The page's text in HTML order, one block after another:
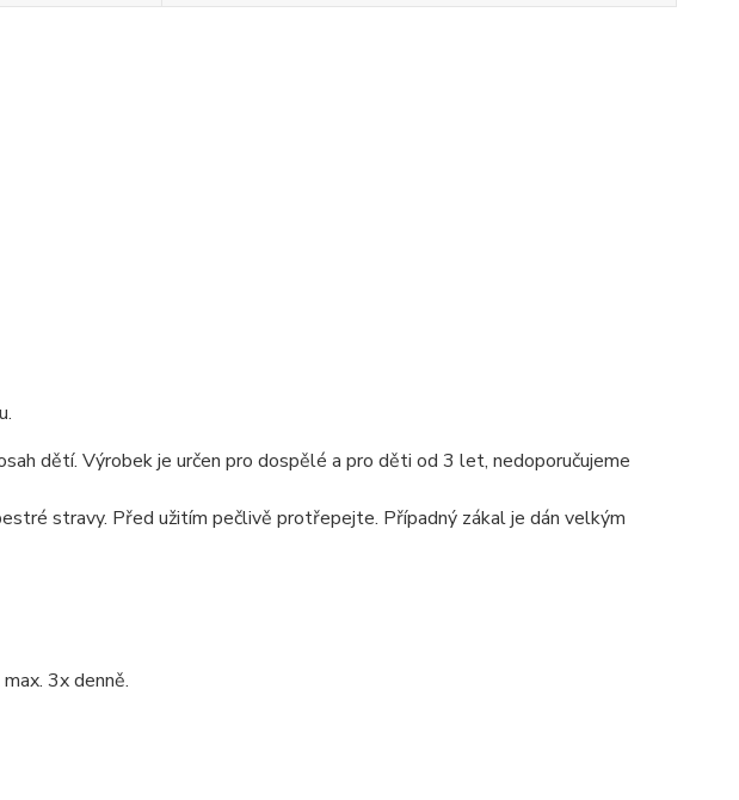
dětí. Výrobek je určen pro dospělé a pro děti od 3 let, nedoporučujeme
stravy. Před užitím pečlivě protřepejte. Případný zákal je dán velkým
3x denně.